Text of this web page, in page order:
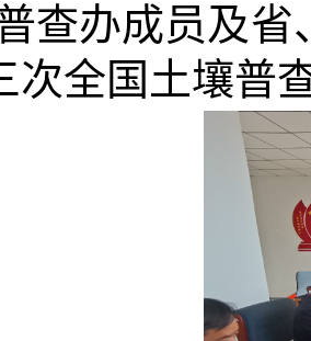
查办成员及
次全国土壤普